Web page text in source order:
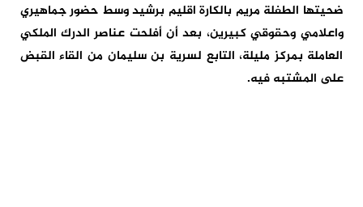
ضحيتها الطفلة مريم بالكارة اقليم برشيد وسط حضور جماهيري
واعلامي وحقوقي كبيرين، بعد أن أفلحت عناصر الدرك الملكي
العاملة بمركز مليلة، التابع لسرية بن سليمان من القاء القبض
على المشتبه فيه.